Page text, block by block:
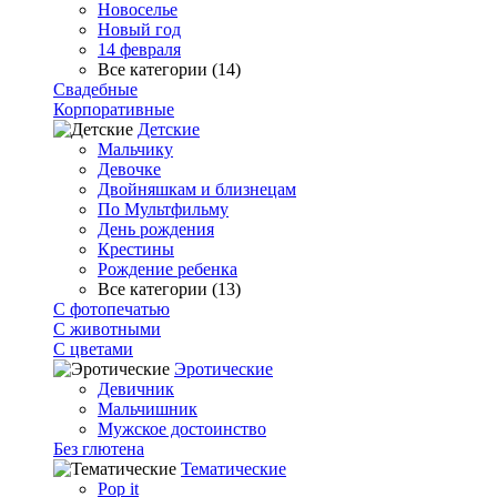
Новоселье
Новый год
14 февраля
Все категории (14)
Свадебные
Корпоративные
Детские
Мальчику
Девочке
Двойняшкам и близнецам
По Мультфильму
День рождения
Крестины
Рождение ребенка
Все категории (13)
С фотопечатью
C животными
С цветами
Эротические
Девичник
Мальчишник
Мужское достоинство
Без глютена
Тематические
Pop it